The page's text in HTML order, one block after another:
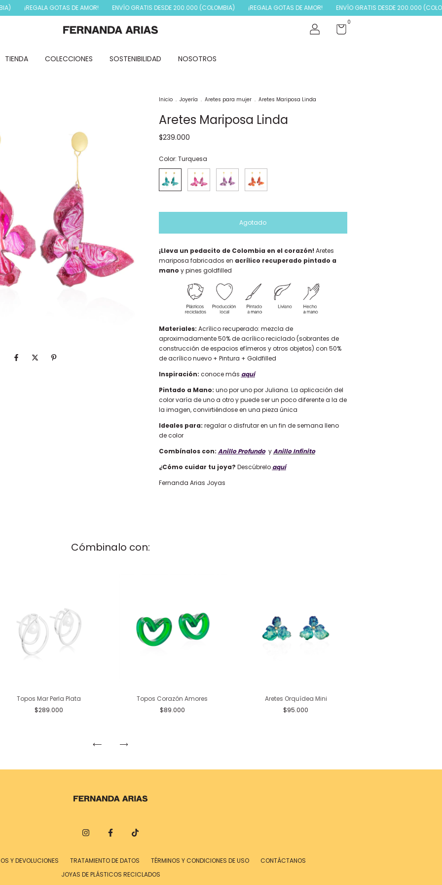
¡REGALA GOTAS DE AMOR! ENVÍO GRATIS DESDE 200.000 (COLOMBIA) ¡REGALA GOTAS DE AMOR! ENVÍO GRATIS DESDE 200.000 (COLOMBIA)
0
TIENDA COLECCIONES SOSTENIBILIDAD NOSOTROS
Inicio . Joyería . Aretes para mujer . Aretes Mariposa Linda
Aretes Mariposa Linda
$239.000
Color: Turquesa
¡Lleva un pedacito de Colombia en el corazón! Aretes
mariposa fabricados en acrílico recuperado pintado a
mano y pines goldfilled
Materiales: Acrílico recuperado: mezcla de
aproximadamente 50% de acrílico reciclado (sobrantes de
construcción de espacios efímeros y otros objetos) con 50%
de acrílico nuevo + Pintura + Goldfilled
Inspiración: conoce más aquí
Pintado a Mano: uno por uno por Juliana. La aplicación del
color varía de uno a otro y puede ser un poco diferente a la de
la imagen, convirtiéndose en una pieza única
Ideales para: regalar o disfrutar en un fin de semana lleno
de color
Combínalos con: Anillo ProfundoyAnillo Infinito
¿Cómo cuidar tu joya? Descúbrelo aquí
Fernanda Arias Joyas
Cómbinalo con:
Topos Mar Perla Plata
$289.000
Topos Corazón Amores
$89.000
Aretes Orquídea Mini
$95.000
Y DEVOLUCIONES TRATAMIENTO DE DATOS TÉRMINOS Y CONDICIONES DE USO
CONTÁCTANOS
JOYAS DE PLÁSTICOS RECICLADOS